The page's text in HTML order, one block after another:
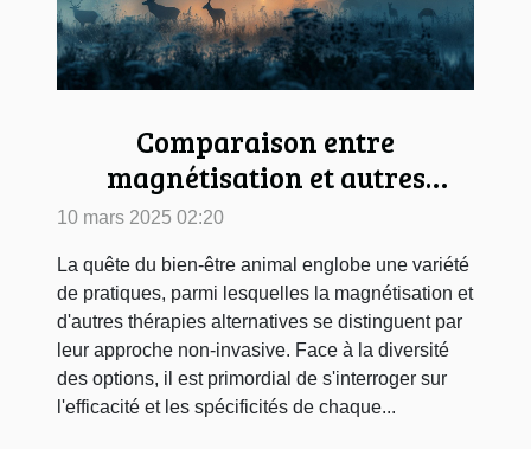
Comparaison entre
magnétisation et autres
thérapies alternatives pour
animaux
10 mars 2025 02:20
La quête du bien-être animal englobe une variété
de pratiques, parmi lesquelles la magnétisation et
d'autres thérapies alternatives se distinguent par
leur approche non-invasive. Face à la diversité
des options, il est primordial de s'interroger sur
l'efficacité et les spécificités de chaque...